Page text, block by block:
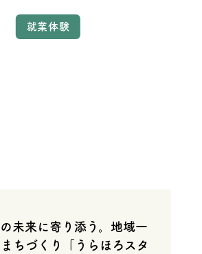
就業体験
未来に寄り添う。地域一
ちづくり「うらほろスタ